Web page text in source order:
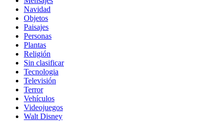
Navidad
Objetos
Paisajes
Personas
Plantas
Religión
Sin clasificar
Tecnologia
Televisión
Terror
Vehículos
Videojuegos
Walt Disney